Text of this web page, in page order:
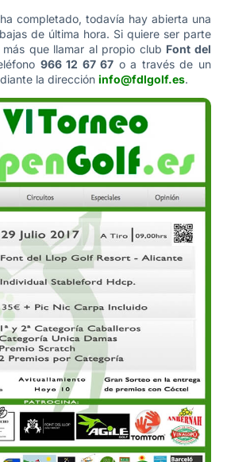
completado, todavía hay abierta una
de última hora. Si quiere ser parte
que llamar al propio club Font del
966 12 67 67 o a través de un
la dirección info@fdlgolf.es.